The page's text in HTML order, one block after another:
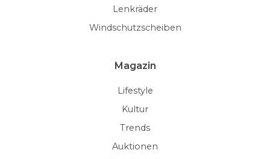
Lenkräder
Windschutzscheiben
Magazin
Lifestyle
Kultur
Trends
Auktionen